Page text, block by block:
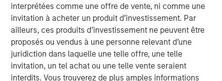
interprétées comme une offre de vente, ni comme une
invitation à acheter un produit d’investissement. Par
ailleurs, ces produits d’investissement ne peuvent être
proposés ou vendus à une personne relevant d’une
juridiction dans laquelle une telle offre, une telle
invitation, un tel achat ou une telle vente seraient
interdits. Vous trouverez de plus amples informations
“The strong investor demand for this Fund underscores
our continued focus on providing best-in-class private
and listed real assets solutions across multiple equity and
credit strategies to meet our clients’ objectives,” said
John Klopp, Chairman of Global Real Assets for Morgan
Stanley Investment Management. “The successful Fund V